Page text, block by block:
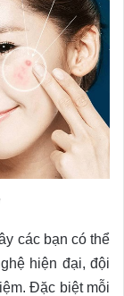
các bạn có thể
hiện đại, đội
Đặc biệt mỗi